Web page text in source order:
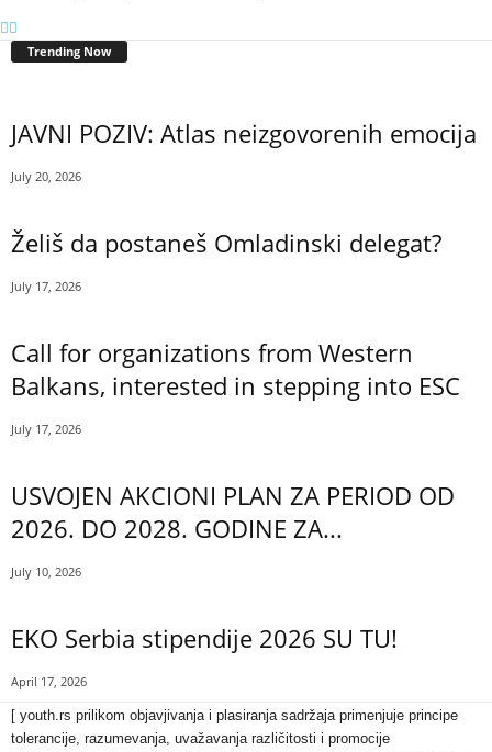
Trending Now
JAVNI POZIV: Atlas neizgovorenih emocija
July 20, 2026
Želiš da postaneš Omladinski delegat?
July 17, 2026
Call for organizations from Western
Balkans, interested in stepping into ESC
July 17, 2026
USVOJEN AKCIONI PLAN ZA PERIOD OD
2026. DO 2028. GODINE ZA...
July 10, 2026
EKO Serbia stipendije 2026 SU TU!
April 17, 2026
[ youth.rs prilikom objavjivanja i plasiranja sadržaja primenjuje principe
tolerancije, razumevanja, uvažavanja različitosti i promocije